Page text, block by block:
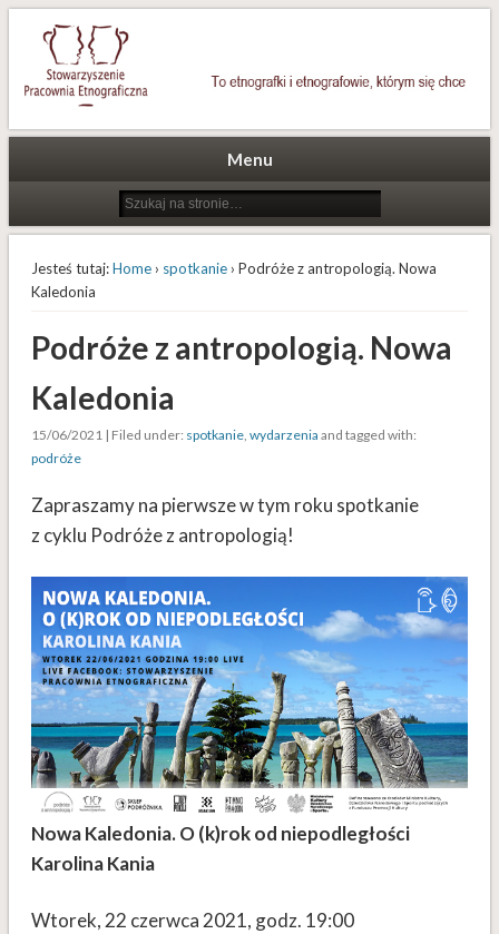
Stowarzyszenie Pracownia
Etnograficzna
To etnografki i etnografowie, którym się chce
Menu
Jesteś tutaj:Home› spotkanie› Podróże z antropologią. Nowa
Kaledonia
Podróże z antropologią. Nowa
Kaledonia
15/06/2021 | Filed under: spotkanie, wydarzenia and tagged with:
podróże
Zapraszamy na pierwsze w tym roku spotkanie
z cyklu Podróże z antropologią!
Nowa Kaledonia. O (k)rok od niepodległości
Karolina Kania
Wtorek, 22 czerwca 2021, godz. 19:00